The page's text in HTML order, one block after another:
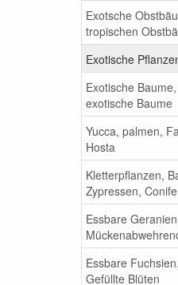
Exotsche
tropischen
Exotische
Exotische
exotische Baume
Yucca, palmen,
Hosta
Kletterpflanzen,
Zypressen,
Essbare
Essbare
Gefüllte Blüten